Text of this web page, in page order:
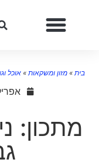
»מזון ומשקאות»אוכל
אפריל 11, 2020
מתכון: